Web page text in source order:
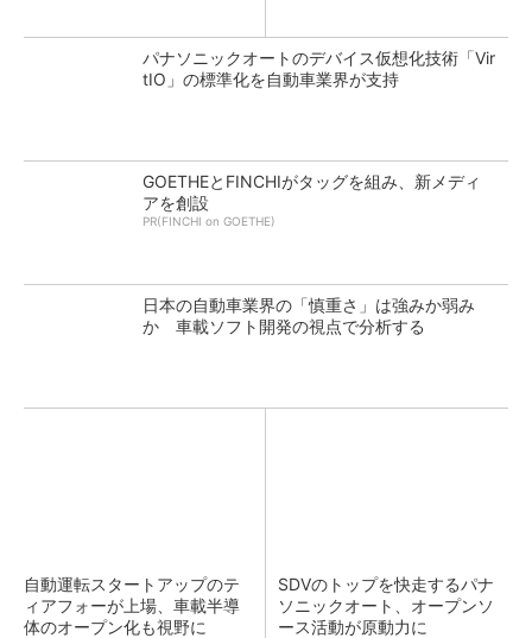
パナソニックオートのデバイス仮想化技術「Vir
tIO」の標準化を自動車業界が支持
GOETHEとFINCHIがタッグを組み、新メディ
アを創設
PR(FINCHI on GOETHE)
日本の自動車業界の「慎重さ」は強みか弱み
か 車載ソフト開発の視点で分析する
自動運転スタートアップのテ
ィアフォーが上場、車載半導
体のオープン化も視野に
SDVのトップを快走するパナ
ソニックオート、オープンソ
ース活動が原動力に